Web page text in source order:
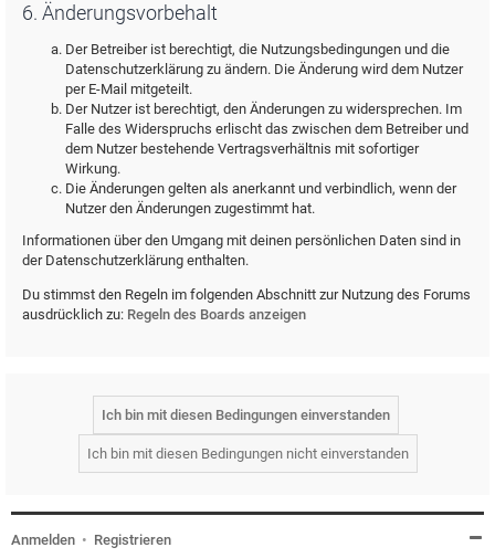
6. Änderungsvorbehalt
Der Betreiber ist berechtigt, die Nutzungsbedingungen und die
Datenschutzerklärung zu ändern. Die Änderung wird dem Nutzer
per E-Mail mitgeteilt.
Der Nutzer ist berechtigt, den Änderungen zu widersprechen. Im
Falle des Widerspruchs erlischt das zwischen dem Betreiber und
dem Nutzer bestehende Vertragsverhältnis mit sofortiger
Wirkung.
Die Änderungen gelten als anerkannt und verbindlich, wenn der
Nutzer den Änderungen zugestimmt hat.
Informationen über den Umgang mit deinen persönlichen Daten sind in
der Datenschutzerklärung enthalten.
Du stimmst den Regeln im folgenden Abschnitt zur Nutzung des Forums
ausdrücklich zu: Regeln des Boards anzeigen
Anmelden • Registrieren